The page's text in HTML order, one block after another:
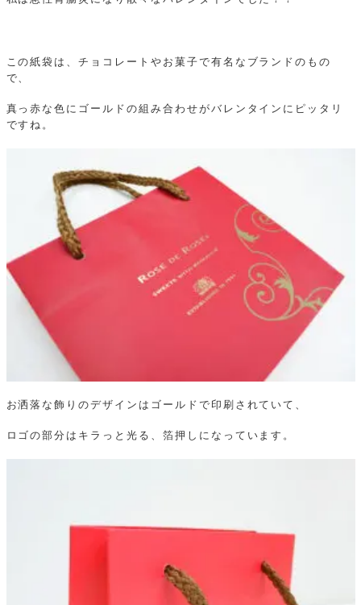
この紙袋は、チョコレートやお菓子で有名なブランドのもの
で、
真っ赤な色にゴールドの組み合わせがバレンタインにピッタリ
ですね。
お洒落な飾りのデザインはゴールドで印刷されていて、
ロゴの部分はキラっと光る、箔押しになっています。